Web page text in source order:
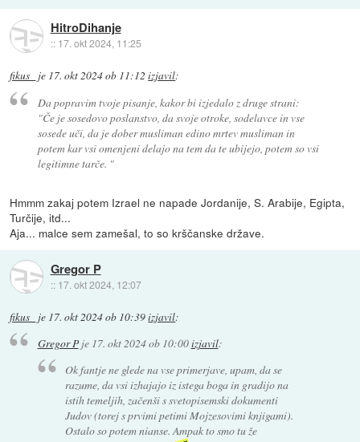
HitroDihanje
:: 17. okt 2024, 11:25
fikus_ je 17. okt 2024 ob 11:12 izjavil:
Da popravim tvoje pisanje, kakor bi izjedalo z druge strani:
"Če je sosedovo poslanstvo, da svoje otroke, sodelavce in vse
sosede uči, da je dober musliman edino mrtev musliman in
potem kar vsi omenjeni delajo na tem da te ubijejo, potem so vsi
legitimne tarče. "
Hmmm zakaj potem Izrael ne napade Jordanije, S. Arabije, Egipta,
Turčije, itd...
Aja... malce sem zamešal, to so krščanske države.
Gregor P
:: 17. okt 2024, 12:07
fikus_ je 17. okt 2024 ob 10:39izjavil:
Gregor Pje 17. okt 2024 ob 10:00izjavil:
Ok fantje ne glede na vse primerjave, upam, da se
razume, da vsi izhajajo iz istega boga in gradijo na
istih temeljih, začenši s svetopisemski dokumenti
Judov (torej s prvimi petimi Mojzesovimi knjigami).
Ostalo so potem nianse. Ampak to smo tu že